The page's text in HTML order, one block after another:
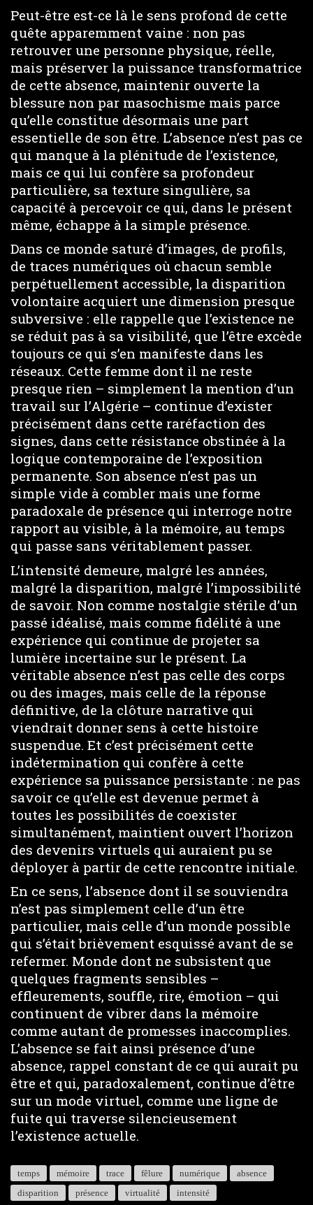
Peut-être est-ce là le sens profond de cette
quête apparemment vaine : non pas
retrouver une personne physique, réelle,
mais préserver la puissance transformatrice
de cette absence, maintenir ouverte la
blessure non par masochisme mais parce
qu’elle constitue désormais une part
essentielle de son être. L’absence n’est pas ce
qui manque à la plénitude de l’existence,
mais ce qui lui confère sa profondeur
particulière, sa texture singulière, sa
capacité à percevoir ce qui, dans le présent
même, échappe à la simple présence.
Dans ce monde saturé d’images, de profils,
de traces numériques où chacun semble
perpétuellement accessible, la disparition
volontaire acquiert une dimension presque
subversive : elle rappelle que l’existence ne
se réduit pas à sa visibilité, que l’être excède
toujours ce qui s’en manifeste dans les
réseaux. Cette femme dont il ne reste
presque rien – simplement la mention d’un
travail sur l’Algérie – continue d’exister
précisément dans cette raréfaction des
signes, dans cette résistance obstinée à la
logique contemporaine de l’exposition
permanente. Son absence n’est pas un
simple vide à combler mais une forme
paradoxale de présence qui interroge notre
rapport au visible, à la mémoire, au temps
qui passe sans véritablement passer.
L’intensité demeure, malgré les années,
malgré la disparition, malgré l’impossibilité
de savoir. Non comme nostalgie stérile d’un
passé idéalisé, mais comme fidélité à une
expérience qui continue de projeter sa
lumière incertaine sur le présent. La
véritable absence n’est pas celle des corps
ou des images, mais celle de la réponse
définitive, de la clôture narrative qui
viendrait donner sens à cette histoire
suspendue. Et c’est précisément cette
indétermination qui confère à cette
expérience sa puissance persistante : ne pas
savoir ce qu’elle est devenue permet à
toutes les possibilités de coexister
simultanément, maintient ouvert l’horizon
des devenirs virtuels qui auraient pu se
déployer à partir de cette rencontre initiale.
En ce sens, l’absence dont il se souviendra
n’est pas simplement celle d’un être
particulier, mais celle d’un monde possible
qui s’était brièvement esquissé avant de se
refermer. Monde dont ne subsistent que
quelques fragments sensibles –
effleurements, souffle, rire, émotion – qui
continuent de vibrer dans la mémoire
comme autant de promesses inaccomplies.
L’absence se fait ainsi présence d’une
absence, rappel constant de ce qui aurait pu
être et qui, paradoxalement, continue d’être
sur un mode virtuel, comme une ligne de
fuite qui traverse silencieusement
l’existence actuelle.
temps mémoire trace fêlure numérique
absence
disparition
présence virtualité intensité